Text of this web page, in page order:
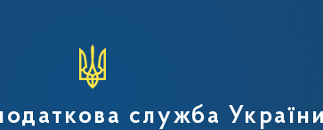
служби України
служба України